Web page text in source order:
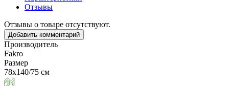
Отзывы
Отзывы о товаре отсутствуют.
Добавить комментарий
Производитель
Fakro
Размер
78х140/75 см